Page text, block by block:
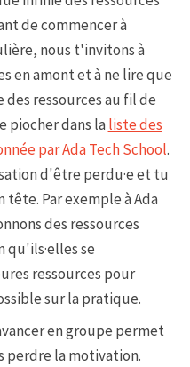
de commencer à
nous t'invitons à
en amont et à ne lire que
ressources au fil de
piocher dans laliste des
par Ada Tech School.
d'être perdu·e et tu
Par exemple à Ada
des ressources
qu'ils·elles se
ressources pour
sur la pratique.
en groupe permet
perdre la motivation.